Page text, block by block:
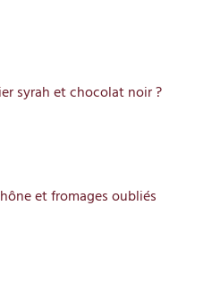
syrah et chocolat noir ?
et fromages oubliés